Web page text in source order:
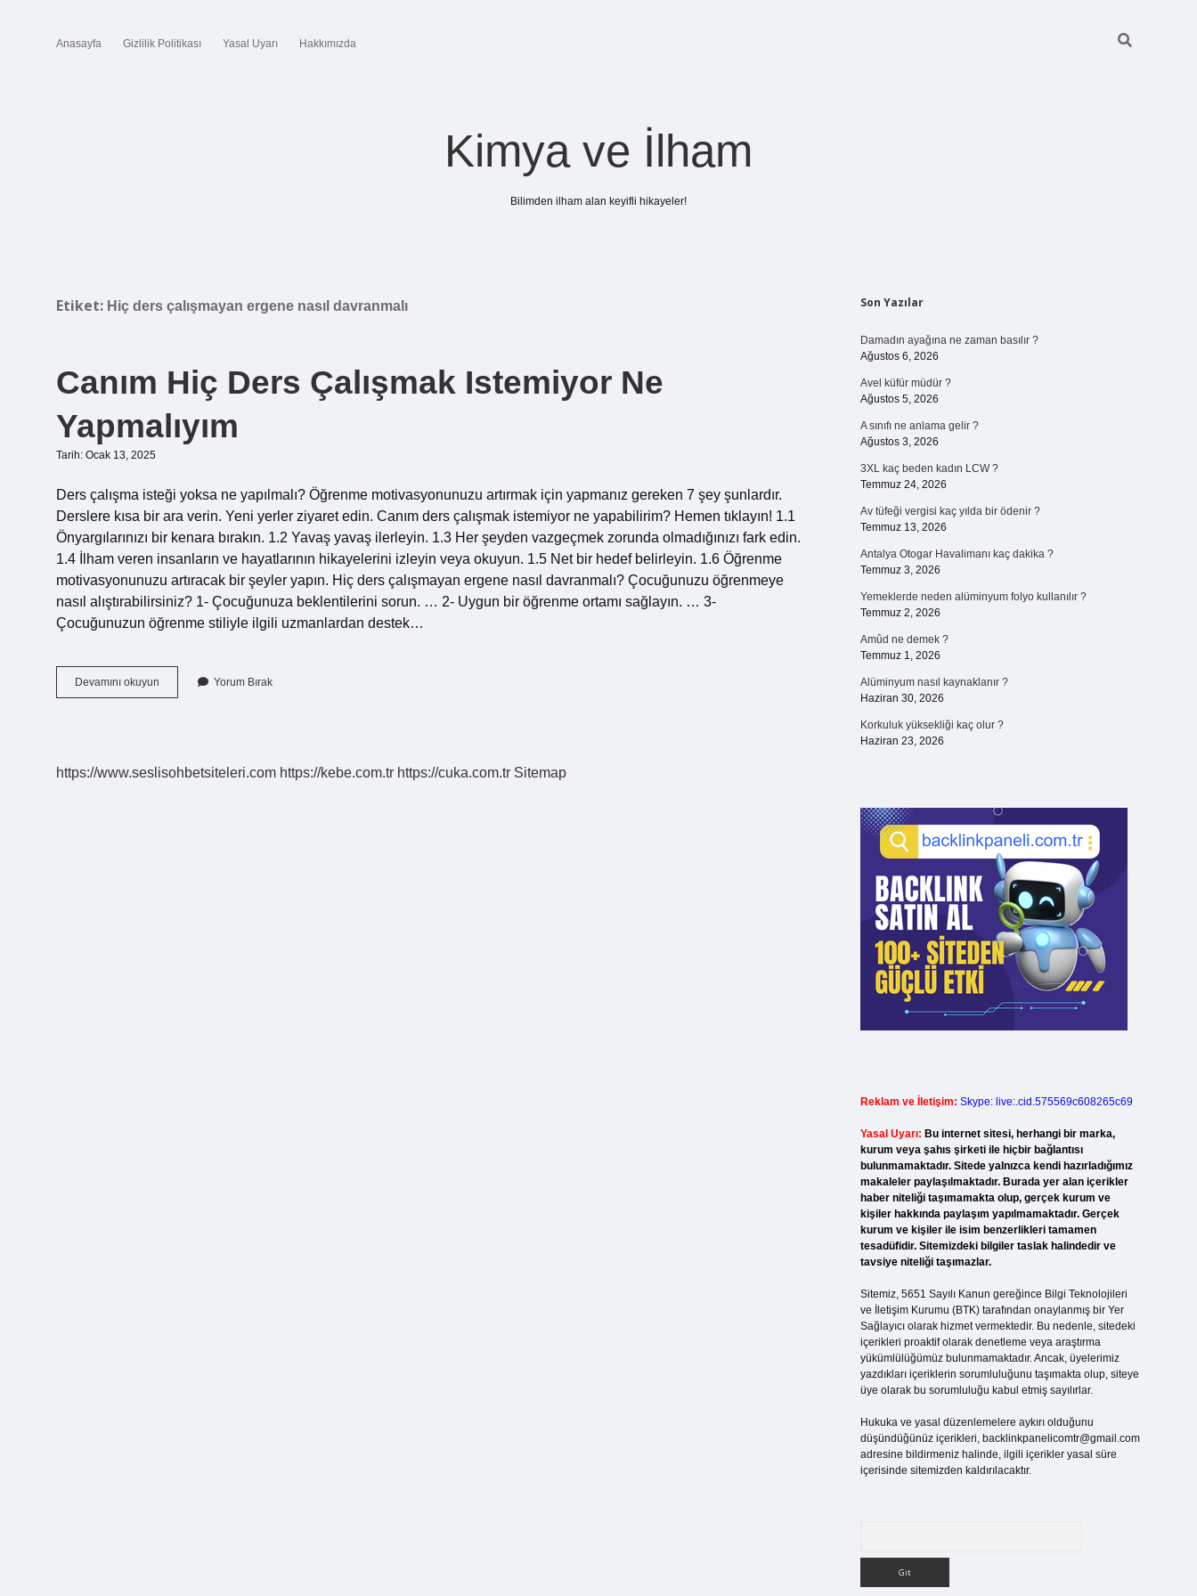
Anasayfa Gizlilik Politikası Yasal Uyarı Hakkımızda
Kimya ve İlham
Bilimden ilham alan keyifli hikayeler!
Etiket: Hiç ders çalışmayan ergene nasıl davranmalı
Canım Hiç Ders Çalışmak Istemiyor Ne
Yapmalıyım
Tarih: Ocak 13, 2025
Ders çalışma isteği yoksa ne yapılmalı? Öğrenme motivasyonunuzu artırmak için yapmanız gereken 7 şey şunlardır.
Derslere kısa bir ara verin. Yeni yerler ziyaret edin. Canım ders çalışmak istemiyor ne yapabilirim? Hemen tıklayın! 1.1
Önyargılarınızı bir kenara bırakın. 1.2 Yavaş yavaş ilerleyin. 1.3 Her şeyden vazgeçmek zorunda olmadığınızı fark edin.
1.4 İlham veren insanların ve hayatlarının hikayelerini izleyin veya okuyun. 1.5 Net bir hedef belirleyin. 1.6 Öğrenme
motivasyonunuzu artıracak bir şeyler yapın. Hiç ders çalışmayan ergene nasıl davranmalı? Çocuğunuzu öğrenmeye
nasıl alıştırabilirsiniz? 1- Çocuğunuza beklentilerini sorun. … 2- Uygun bir öğrenme ortamı sağlayın. … 3-
Çocuğunuzun öğrenme stiliyle ilgili uzmanlardan destek…
Devamını okuyun
Hiç
Yapmalıyım
Yorum Bırak
https://www.seslisohbetsiteleri.com https://kebe.com.tr https://cuka.com.tr Sitemap
Sidebar
Son Yazılar
Damadın ayağına ne zaman basılır ?
Ağustos 6, 2026
Avel küfür müdür ?
Ağustos 5, 2026
A sınıfı ne anlama gelir ?
Ağustos 3, 2026
3XL kaç beden kadın LCW ?
Temmuz 24, 2026
Av tüfeği vergisi kaç yılda bir ödenir ?
Temmuz 13, 2026
Antalya Otogar Havalimanı kaç dakika ?
Temmuz 3, 2026
Yemeklerde neden alüminyum folyo kullanılır ?
Temmuz 2, 2026
Amûd ne demek ?
Temmuz 1, 2026
Alüminyum nasıl kaynaklanır ?
Haziran 30, 2026
Korkuluk yüksekliği kaç olur ?
Haziran 23, 2026
Reklam ve İletişim: Skype: live:.cid.575569c608265c69
Yasal Uyarı: Bu internet sitesi, herhangi bir marka,
kurum veya şahıs şirketi ile hiçbir bağlantısı
bulunmamaktadır. Sitede yalnızca kendi hazırladığımız
makaleler paylaşılmaktadır. Burada yer alan içerikler
haber niteliği taşımamakta olup, gerçek kurum ve
kişiler hakkında paylaşım yapılmamaktadır. Gerçek
kurum ve kişiler ile isim benzerlikleri tamamen
tesadüfidir. Sitemizdeki bilgiler taslak halindedir ve
tavsiye niteliği taşımazlar.
Sitemiz, 5651 Sayılı Kanun gereğince Bilgi Teknolojileri
ve İletişim Kurumu (BTK) tarafından onaylanmış bir Yer
Sağlayıcı olarak hizmet vermektedir. Bu nedenle, sitedeki
içerikleri proaktif olarak denetleme veya araştırma
yükümlülüğümüz bulunmamaktadır. Ancak, üyelerimiz
yazdıkları içeriklerin sorumluluğunu taşımakta olup, siteye
üye olarak bu sorumluluğu kabul etmiş sayılırlar.
Hukuka ve yasal düzenlemelere aykırı olduğunu
düşündüğünüz içerikleri, backlinkpanelicomtr@gmail.com
adresine bildirmeniz halinde, ilgili içerikler yasal süre
içerisinde sitemizden kaldırılacaktır.